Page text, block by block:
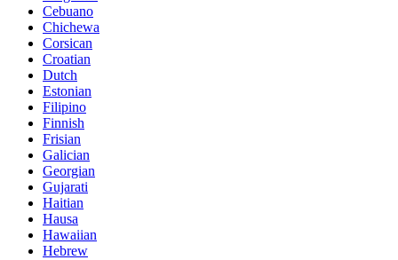
Cebuano
Chichewa
Corsican
Croatian
Dutch
Estonian
Filipino
Finnish
Frisian
Galician
Georgian
Gujarati
Haitian
Hausa
Hawaiian
Hebrew